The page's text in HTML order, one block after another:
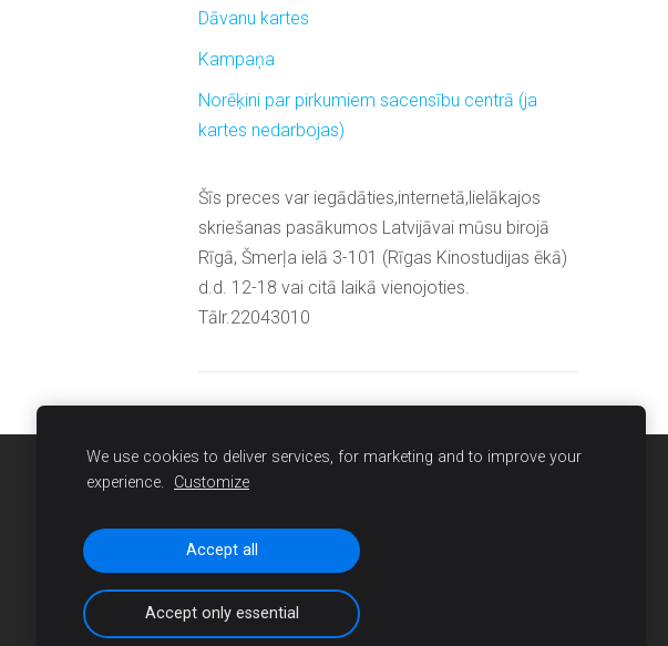
Dāvanu kartes
Kampaņa
Norēķini par pirkumiem sacensību centrā (ja
kartes nedarbojas)
Šīs preces var iegādāties,internetā,lielākajos
skriešanas pasākumos Latvijāvai mūsu birojā
Rīgā, Šmerļa ielā 3-101 (Rīgas Kinostudijas ēkā)
d.d. 12-18 vai citā laikā vienojoties.
Tālr.22043010
We use cookies to deliver services, for marketing and to improve your
experience.
Customize
Accept all
Accept only essential